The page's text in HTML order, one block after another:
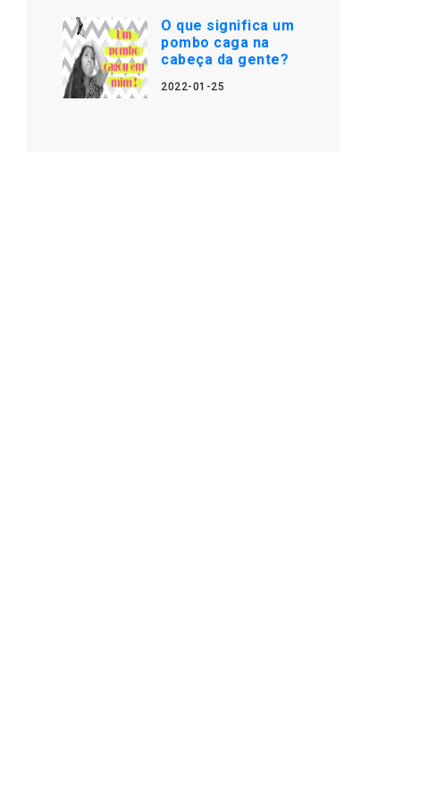
O que significa um
pombo caga na
cabeça da gente?
2022-01-25